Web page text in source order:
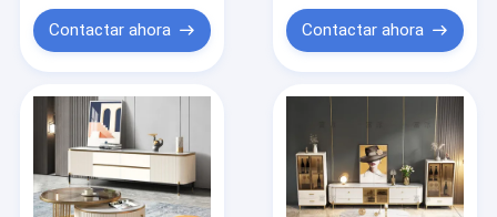
Contactar ahora Contactar ahora